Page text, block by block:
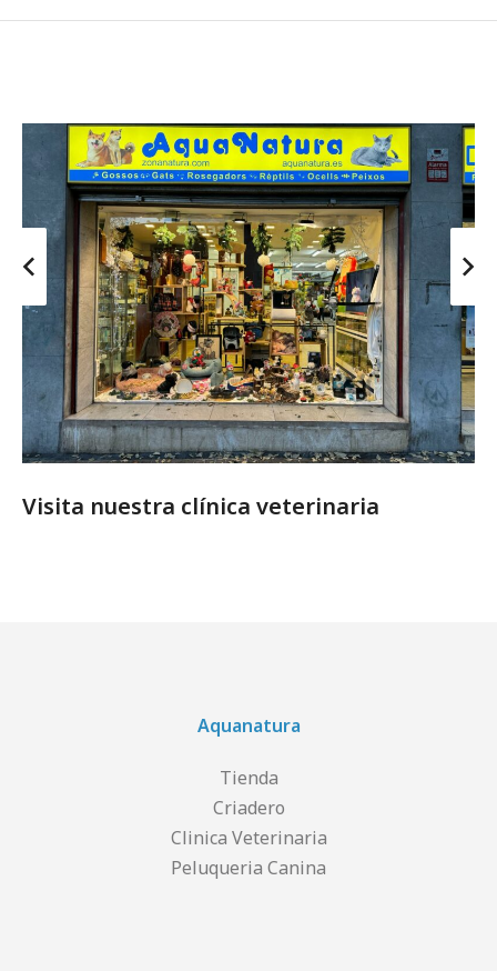
Visita nuestra clínica veterinaria
Aquanatura
Tienda
Criadero
Clinica Veterinaria
Peluqueria Canina